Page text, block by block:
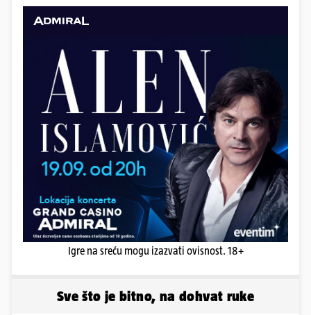
Igre na sreću mogu izazvati ovisnost. 18+
Sve što je bitno, na dohvat ruke